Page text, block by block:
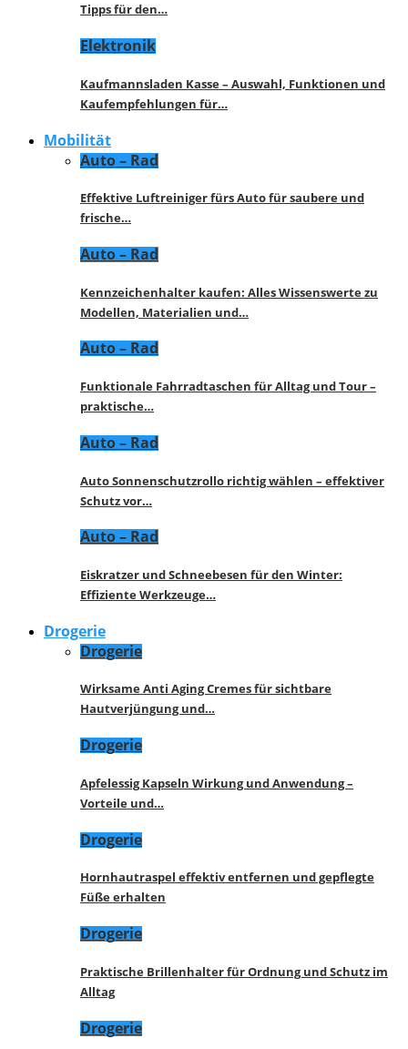
Tipps für den…
Elektronik
Kaufmannsladen Kasse – Auswahl, Funktionen und
Kaufempfehlungen für…
Mobilität
Auto – Rad
Effektive Luftreiniger fürs Auto für saubere und
frische…
Auto – Rad
Kennzeichenhalter kaufen: Alles Wissenswerte zu
Modellen, Materialien und…
Auto – Rad
Funktionale Fahrradtaschen für Alltag und Tour –
praktische…
Auto – Rad
Auto Sonnenschutzrollo richtig wählen – effektiver
Schutz vor…
Auto – Rad
Eiskratzer und Schneebesen für den Winter:
Effiziente Werkzeuge…
Drogerie
Drogerie
Wirksame Anti Aging Cremes für sichtbare
Hautverjüngung und…
Drogerie
Apfelessig Kapseln Wirkung und Anwendung –
Vorteile und…
Drogerie
Hornhautraspel effektiv entfernen und gepflegte
Füße erhalten
Drogerie
Praktische Brillenhalter für Ordnung und Schutz im
Alltag
Drogerie